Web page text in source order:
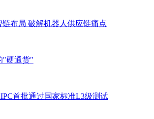
布局 破解机器人供应链痛点
"硬通货"
首批通过国家标准L3级测试